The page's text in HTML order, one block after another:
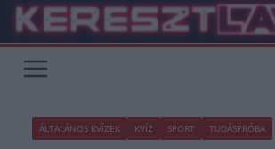
Skip
content
ÁLTALÁNOS KVÍZEK KVÍZ SPORT TUDÁSPRÓBA